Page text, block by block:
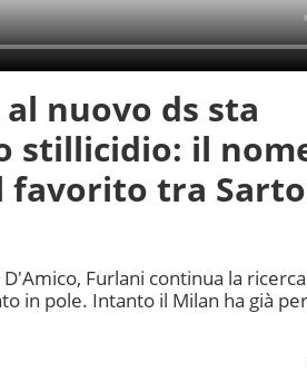
nuovo ds sta
stillicidio: il
favorito tra
Furlani continua la
in pole. Intanto il Milan ha già